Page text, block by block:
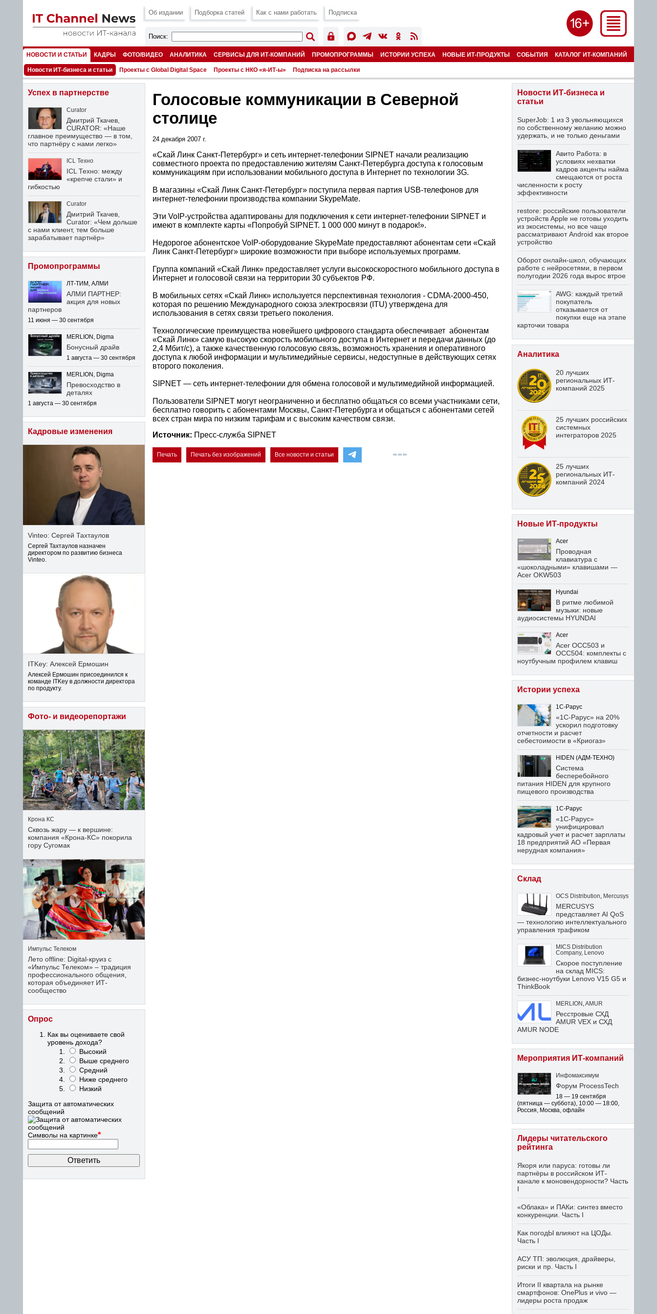
Об издании Подборка статей Как с нами работать Подписка
Поиск:
НОВОСТИ И СТАТЬИ КАДРЫ ФОТО/ВИДЕО АНАЛИТИКА СЕРВИСЫ ДЛЯ ИТ-КОМПАНИЙ ПРОМОПРОГРАММЫ ИСТОРИИ УСПЕХА НОВЫЕ ИТ-ПРОДУКТЫ СОБЫТИЯ КАТАЛОГ ИТ-КОМПАНИЙ
НОМЕРА
Новости ИТ-бизнеса и статьи Проекты с Global Digital Space Проекты с НКО «я-ИТ-ы» Подписка на рассылки
Голосовые коммуникации в Северной
столице
24 декабря 2007 г.
«Скай Линк Санкт-Петербург» и сеть интернет-телефонии SIPNET начали реализацию
совместного проекта по предоставлению жителям Санкт-Петербурга доступа к голосовым
коммуникациям при использовании мобильного доступа в Интернет по технологии 3G.
В магазины «Скай Линк Санкт-Петербург» поступила первая партия USB-телефонов для
интернет-телефонии производства компании SkypeMate.
Эти VoIP-устройства адаптированы для подключения к сети интернет-телефонии SIPNET и
имеют в комплекте карты «Попробуй SIPNET. 1 000 000 минут в подарок!».
Недорогое абонентское VoIP-оборудование SkypeMate предоставляют абонентам сети «Скай
Линк Санкт-Петербург» широкие возможности при выборе используемых программ.
Группа компаний «Скай Линк» предоставляет услуги высокоскоростного мобильного доступа в
Интернет и голосовой связи на территории 30 субъектов РФ.
В мобильных сетях «Скай Линк» используется перспективная технология - CDMA-2000-450,
которая по решению Международного союза электросвязи (ITU) утверждена для
использования в сетях связи третьего поколения.
Технологические преимущества новейшего цифрового стандарта обеспечивает абонентам
«Скай Линк» самую высокую скорость мобильного доступа в Интернет и передачи данных (до
2,4 Мбит/с), а также качественную голосовую связь, возможность хранения и оперативного
доступа к любой информации и мультимедийные сервисы, недоступные в действующих сетях
второго поколения.
SIPNET — сеть интернет-телефонии для обмена голосовой и мультимедийной информацией.
Пользователи SIPNET могут неограниченно и бесплатно общаться со всеми участниками сети,
бесплатно говорить с абонентами Москвы, Санкт-Петербурга и общаться с абонентами сетей
всех стран мира по низким тарифам и с высоким качеством связи.
Источник: Пресс-служба SIPNET
Печать Печать без изображений Все новости и статьи
Успех в партнерстве
Curator
Дмитрий Ткачев,
CURATOR: «Наше
главное преимущество — в том,
что партнёру с нами легко»
ICL Техно
ICL Техно: между
«крепче стали» и
гибкостью
Curator
Дмитрий Ткачев,
Curator: «Чем дольше
с нами клиент, тем больше
зарабатывает партнёр»
Промопрограммы
ЛТ-ТИМ, АЛМИ
АЛМИ ПАРТНЕР:
акция для новых
партнеров
11 июня — 30 сентября
MERLION, Digma
Бонусный драйв
1 августа — 30 сентября
MERLION, Digma
Превосходство в
деталях
1 августа — 30 сентября
Кадровые изменения
Vinteo: Сергей Тахтаулов
Сергей Тахтаулов назначен
директором по развитию бизнеса
Vinteo.
ITKey: Алексей Ермошин
Алексей Ермошин присоединился к
команде ITKey в должности директора
по продукту.
Фото- и видеорепортажи
Крона КС
Сквозь жару — к вершине:
компания «Крона‑КС» покорила
гору Сугомак
Импульс Телеком
Лето offline: Digital-круиз с
«Импульс Телеком» – традиция
профессионального общения,
которая объединяет ИТ-
сообщество
Опрос
Как вы оцениваете свой
уровень дохода?
Высокий
Выше среднего
Средний
Ниже среднего
Низкий
Защита от автоматических
сообщений
Символы на картинке*
Новости ИТ-бизнеса и
статьи
SuperJob: 1 из 3 увольняющихся
по собственному желанию можно
удержать, и не только деньгами
Авито Работа: в
условиях нехватки
кадров акценты найма
смещаются от роста
численности к росту
эффективности
restore: российские пользователи
устройств Apple не готовы уходить
из экосистемы, но все чаще
рассматривают Android как второе
устройство
Оборот онлайн-школ, обучающих
работе с нейросетями, в первом
полугодии 2026 года вырос втрое
AWG: каждый третий
покупатель
отказывается от
покупки еще на этапе
карточки товара
Аналитика
20 лучших
региональных ИТ-
компаний 2025
25 лучших российских
системных
интеграторов 2025
25 лучших
региональных ИТ-
компаний 2024
Новые ИТ-продукты
Acer
Проводная
клавиатура с
«шоколадными» клавишами —
Acer OKW503
Hyundai
В ритме любимой
музыки: новые
аудиосистемы HYUNDAI
Acer
Acer OCC503 и
OCC504: комплекты с
ноутбучным профилем клавиш
Истории успеха
1С-Рарус
«1С-Рарус» на 20%
ускорил подготовку
отчетности и расчет
себестоимости в «Криогаз»
HIDEN (АДМ-ТЕХНО)
Система
бесперебойного
питания HIDEN для крупного
пищевого производства
1С-Рарус
«1С-Рарус»
унифицировал
кадровый учет и расчет зарплаты
18 предприятий АО «Первая
нерудная компания»
Склад
OCS Distribution Mercusys
MERCUSYS
представляет AI QoS
— технологию интеллектуального
управления трафиком
MICS Distribution
Company, Lenovo
Скорое поступление
на склад MICS:
бизнес-ноутбуки Lenovo V15 G5 и
ThinkBook
MERLION AMUR
Ресстровые СХД
AMUR VEX и СХД
AMUR NODE
Мероприятия ИТ-компаний
Инфомаксимум
Форум ProcessTech
18 — 19 сентября
(пятница — суббота), 10:00 — 18:00,
Россия, Москва, офлайн
Лидеры читательского
рейтинга
Якоря или паруса: готовы ли
партнёры в российском ИТ-
канале к моновендорности? Часть
I
«Облака» и ПАКи: синтез вместо
конкуренции. Часть I
Как погодЫ влияют на ЦОДы.
Часть I
АСУ ТП: эволюция, драйверы,
риски и пр. Часть I
Итоги II квартала на рынке
смартфонов: OnePlus и vivo —
лидеры роста продаж